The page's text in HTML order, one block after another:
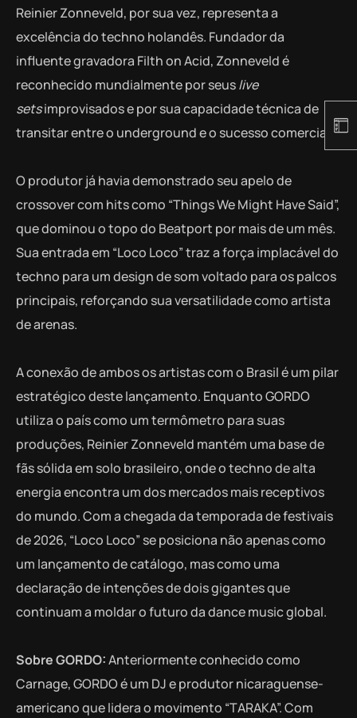
Reinier Zonneveld, por sua vez, representa a
excelência do techno holandês. Fundador da
influente gravadora Filth on Acid, Zonneveld é
reconhecido mundialmente por seuslive
setsimprovisados e por sua capacidade técnica de
transitar entre o underground e o sucesso comercial.
O produtor já havia demonstrado seu apelo de
crossover com hits como “Things We Might Have Said”,
que dominou o topo do Beatport por mais de um mês.
Sua entrada em “Loco Loco” traz a força implacável do
techno para um design de som voltado para os palcos
principais, reforçando sua versatilidade como artista
de arenas.
A conexão de ambos os artistas com o Brasil é um pilar
estratégico deste lançamento. Enquanto GORDO
utiliza o país como um termômetro para suas
produções, Reinier Zonneveld mantém uma base de
fãs sólida em solo brasileiro, onde o techno de alta
energia encontra um dos mercados mais receptivos
do mundo. Com a chegada da temporada de festivais
de 2026, “Loco Loco” se posiciona não apenas como
um lançamento de catálogo, mas como uma
declaração de intenções de dois gigantes que
continuam a moldar o futuro da dance music global.
Sobre GORDO:Anteriormente conhecido como
Carnage, GORDO é um DJ e produtor nicaraguense-
americano que lidera o movimento “TARAKA”. Com